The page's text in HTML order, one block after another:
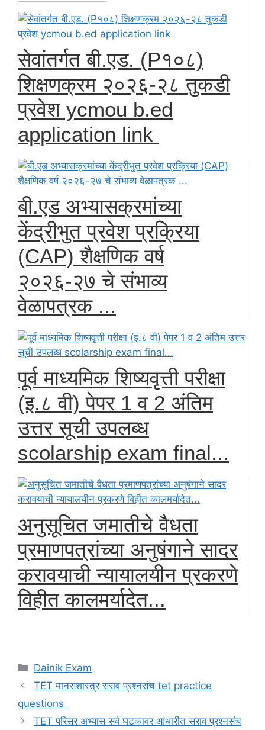
सेवांतर्गत बी.एड. (P१०८)
शिक्षणक्रम २०२६-२८ तुकडी
प्रवेश ycmou b.ed
application link
बी.एड अभ्यासक्रमांच्या
केंद्रीभुत प्रवेश प्रक्रिया
(CAP) शैक्षणिक वर्ष
२०२६-२७ चे संभाव्य
वेळापत्रक ...
पूर्व माध्यमिक शिष्यवृत्ती परीक्षा
(इ.८ वी) पेपर 1 व 2 अंतिम
उत्तर सूची उपलब्ध
scolarship exam final...
अनुसूचित जमातीचे वैधता
प्रमाणपत्रांच्या अनुषंगाने सादर
करावयाची न्यायालयीन प्रकरणे
विहीत कालमर्यादेत...
Categories
Dainik Exam
TET मानसशास्त्र सराव प्रश्नसंच tet practice
questions
TET परिसर अभ्यास सर्व घटकावर आधारीत सराव प्रश्नसंच